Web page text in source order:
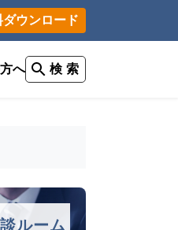
ウンロード
へ 検 索
ルーム